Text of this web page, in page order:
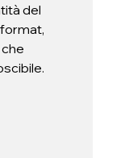
del